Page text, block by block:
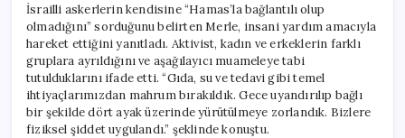
İsrailli askerlerin kendisine “Hamas’la bağlantılı olup
olmadığını” sorduğunu belirten Merle, insani yardım amacıyla
hareket ettiğini yanıtladı. Aktivist, kadın ve erkeklerin farklı
gruplara ayrıldığını ve aşağılayıcı muameleye tabi
tutulduklarını ifade etti. “Gıda, su ve tedavi gibi temel
ihtiyaçlarımızdan mahrum bırakıldık. Gece uyandırılıp bağlı
bir şekilde dört ayak üzerinde yürütülmeye zorlandık. Bizlere
fiziksel şiddet uygulandı.” şeklinde konuştu.